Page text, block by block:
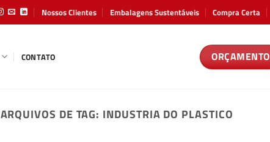
Nossos Clientes Embalagens Sustentáveis Compra Certa
CONTATO ORÇAMENTO
ARQUIVOS DE TAG: INDUSTRIA DO PLASTICO